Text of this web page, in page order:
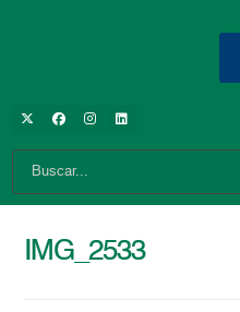
IMG_2533